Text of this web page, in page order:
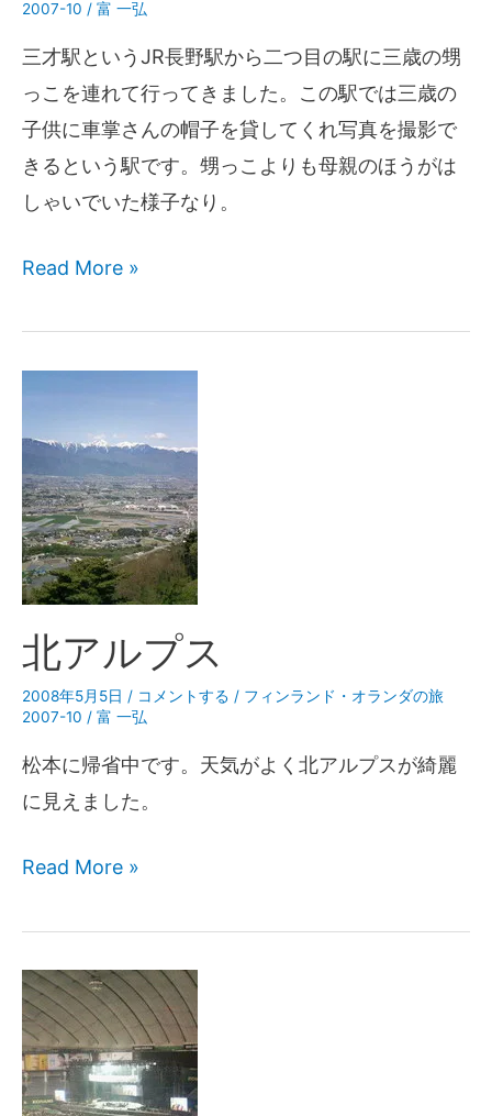
2007-10 / 富 一弘
三才駅というJR長野駅から二つ目の駅に三歳の甥
っこを連れて行ってきました。この駅では三歳の
子供に車掌さんの帽子を貸してくれ写真を撮影で
きるという駅です。甥っこよりも母親のほうがは
しゃいでいた様子なり。
Read More »
北アルプス
2008年5月5日 / コメントする / フィンランド・オランダの旅
2007-10 / 富 一弘
松本に帰省中です。天気がよく北アルプスが綺麗
に見えました。
Read More »